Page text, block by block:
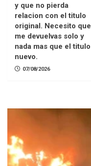
y que no pierda
relacion con el titulo
original. Necesito que
me devuelvas solo y
nada mas que el titulo
nuevo.
07/08/2026